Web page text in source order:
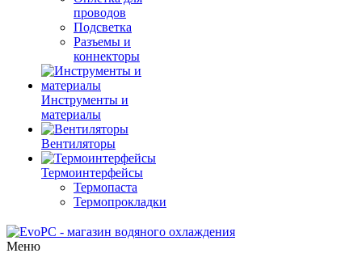
проводов
Подсветка
Разъемы и
коннекторы
Инструменты и
материалы
Вентиляторы
Термоинтерфейсы
Термопаста
Термопрокладки
Меню